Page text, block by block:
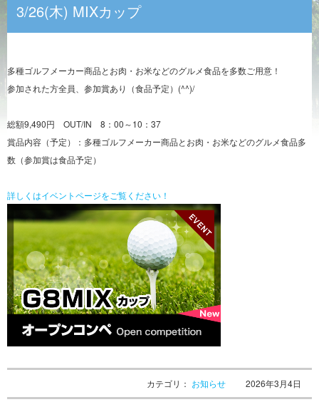
3/26(木) MIXカップ
多種ゴルフメーカー商品とお肉・お米などのグルメ食品を多数ご用意！
参加された方全員、参加賞あり（食品予定）(^^)/
総額9,490円 OUT/IN 8：00～10：37
賞品内容（予定）：多種ゴルフメーカー商品とお肉・お米などのグルメ食品多
数（参加賞は食品予定）
詳しくはイベントページをご覧ください！
カテゴリ： お知らせ 2026年3月4日